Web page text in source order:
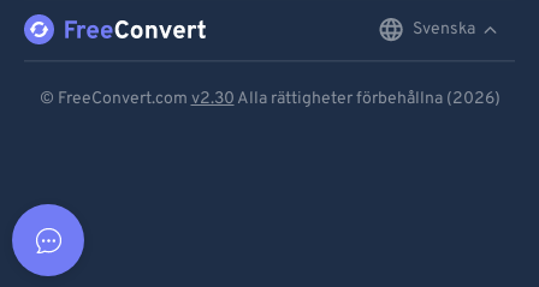
Svenska
© FreeConvert.com v2.30 Alla rättigheter förbehållna (2026)